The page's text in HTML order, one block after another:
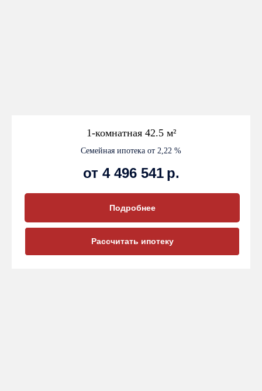
1-комнатная 42.5 м²
Семейная ипотека от 2,22 %
от 4 496 541 р.
Подробнее
Рассчитать ипотеку